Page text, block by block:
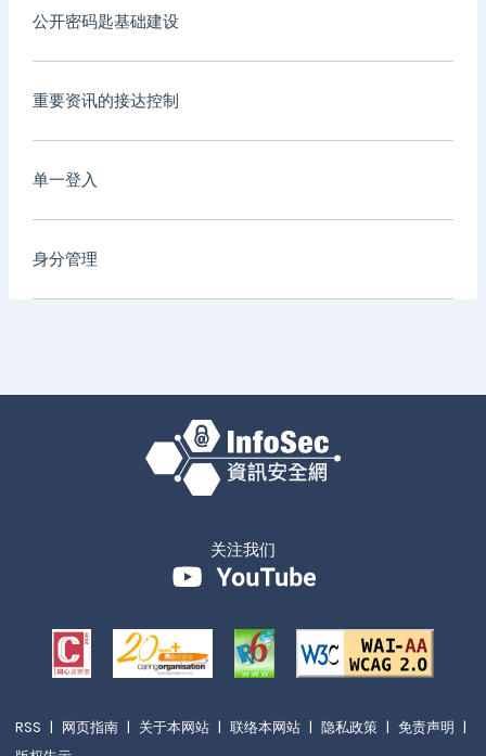
公开密码匙基础建设
重要资讯的接达控制
单一登入
身分管理
关注我们
RSS | 网页指南 | 关于本网站 | 联络本网站 | 隐私政策 | 免责声明 |